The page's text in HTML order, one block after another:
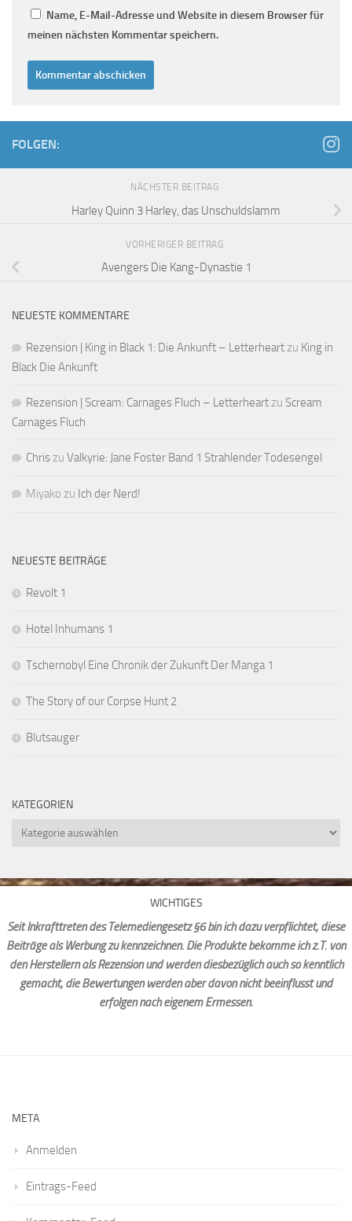
Name, E-Mail-Adresse und Website in diesem Browser für
meinen nächsten Kommentar speichern.
FOLGEN:
NÄCHSTER BEITRAG
Harley Quinn 3 Harley, das Unschuldslamm
VORHERIGER BEITRAG
Avengers Die Kang-Dynastie 1
NEUESTE KOMMENTARE
Rezension | King in Black 1: Die Ankunft – Letterheartzu King in
Black Die Ankunft
Rezension | Scream: Carnages Fluch – Letterheartzu Scream
Carnages Fluch
Chriszu Valkyrie: Jane Foster Band 1 Strahlender Todesengel
Miyako zu Ich der Nerd!
NEUESTE BEITRÄGE
Revolt 1
Hotel Inhumans 1
Tschernobyl Eine Chronik der Zukunft Der Manga 1
The Story of our Corpse Hunt 2
Blutsauger
KATEGORIEN
Kategorien
WICHTIGES
Seit Inkrafttreten des Telemediengesetz §6 bin ich dazu verpflichtet, diese
Beiträge als Werbung zu kennzeichnen. Die Produkte bekomme ich z.T. von
den Herstellern als Rezension und werden diesbezüglich auch so kenntlich
gemacht, die Bewertungen werden aber davon nicht beeinflusst und
erfolgen nach eigenem Ermessen.
META
Anmelden
Eintrags-Feed